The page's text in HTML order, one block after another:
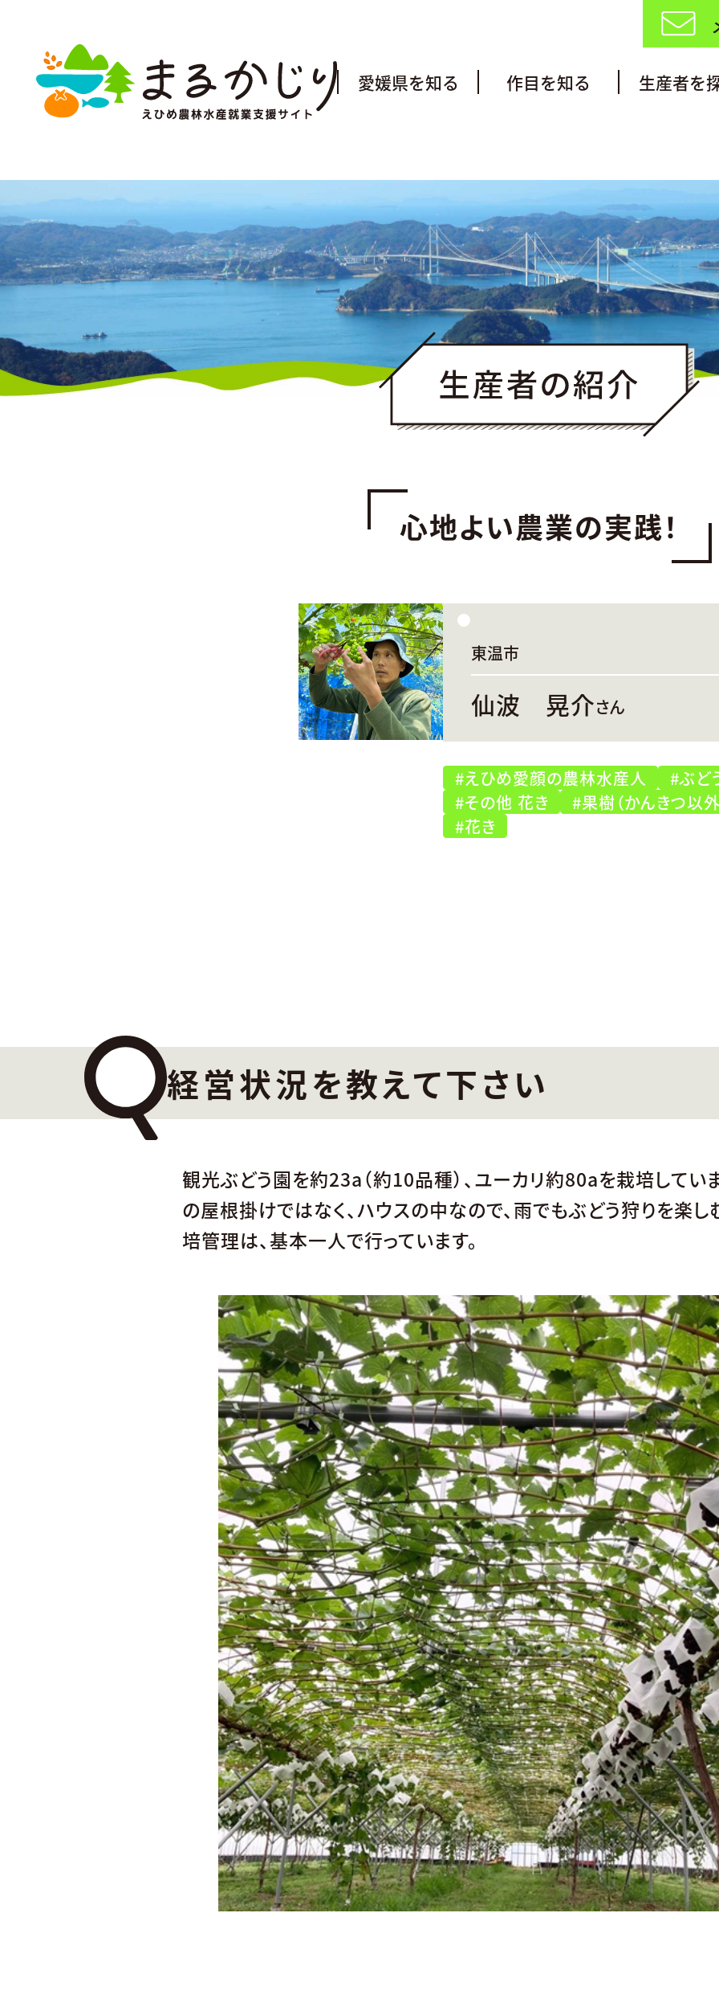
愛媛県を知る 作目を知る 生産者を
心地よい農業の実践！
東温市
仙波 晃介さん
#えひめ愛顔の農林水産人
#ぶど
#その他 花き
#果樹（かんきつ以外
#花き
経営状況を教えて下さい
観光ぶどう園を約23a（約10品種）、ユーカリ約80aを栽培してい
の屋根掛けではなく、ハウスの中なので、雨でもぶどう狩りを楽し
培管理は、基本一人で行っています。